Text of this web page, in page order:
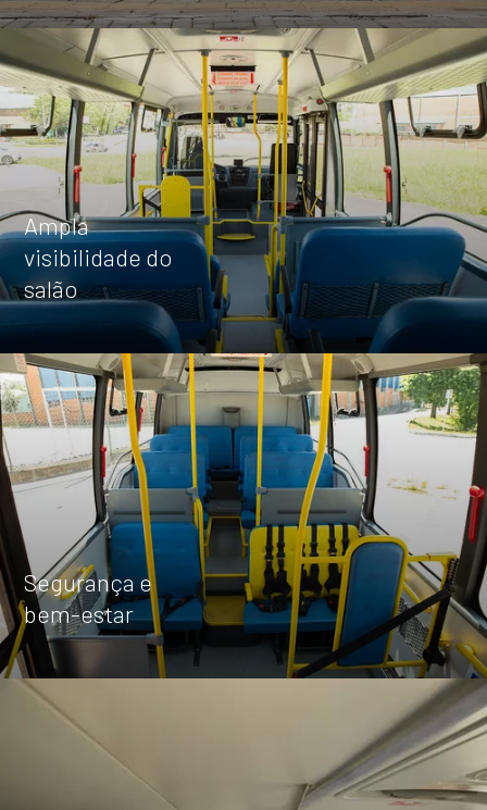
Explore
ATTACK 8
4X4
Attack 8 4x4
Capacidade máxima de
até 35 passageiros + motorista
Explore
ACCESS
Access
Capacidade máxima de
mais que 30 passageiros e motorista
Ampla
visibilidade do
salão
Segurança e
bem-estar